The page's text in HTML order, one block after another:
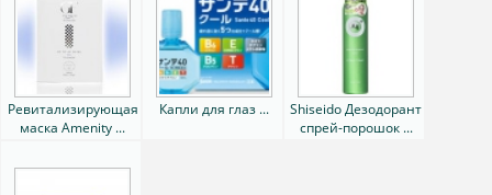
Ревитализирующая
маска Amenity ...
Капли для глаз ...
Shiseido Дезодорант
спрей-порошок ...